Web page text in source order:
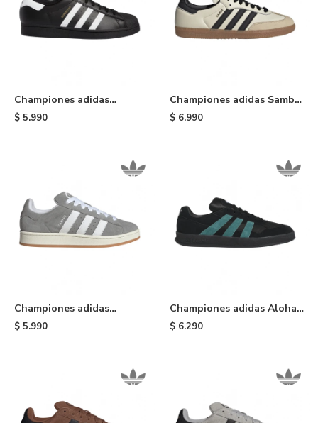
Championes adidas
Superstar ADV - Black
$ 5.990
Championes adidas Samba
OG - White
$ 6.990
Championes adidas
Campus 00s - Grey Three /
$ 5.990
Championes adidas Aloha
Super - Black
$ 6.290